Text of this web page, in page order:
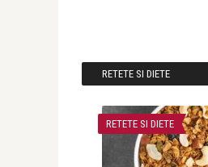
RETETE SI DIETE
RETETE SI DIETE